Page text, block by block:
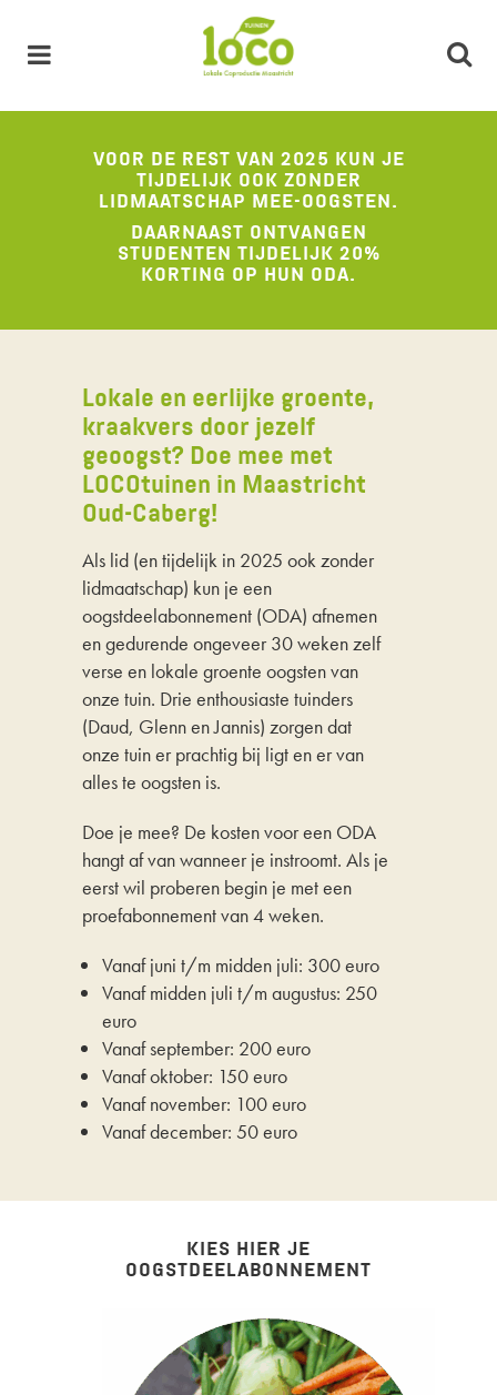
VOOR DE REST VAN 2025 KUN JE
TIJDELIJK OOK ZONDER
LIDMAATSCHAP MEE-OOGSTEN.
DAARNAAST ONTVANGEN
STUDENTEN TIJDELIJK 20%
KORTING OP HUN ODA.
Lokale en eerlijke groente,
kraakvers door jezelf
geoogst? Doe mee met
LOCOtuinen in Maastricht
Oud-Caberg!
Als lid (en tijdelijk in 2025 ook zonder
lidmaatschap) kun je een
oogstdeelabonnement (ODA) afnemen
en gedurende ongeveer 30 weken zelf
verse en lokale groente oogsten van
onze tuin. Drie enthousiaste tuinders
(Daud, Glenn en Jannis) zorgen dat
onze tuin er prachtig bij ligt en er van
alles te oogsten is.
Doe je mee? De kosten voor een ODA
hangt af van wanneer je instroomt. Als je
eerst wil proberen begin je met een
proefabonnement van 4 weken.
Vanaf juni t/m midden juli: 300 euro
Vanaf midden juli t/m augustus: 250
euro
Vanaf september: 200 euro
Vanaf oktober: 150 euro
Vanaf november: 100 euro
Vanaf december: 50 euro
KIES HIER JE
OOGSTDEELABONNEMENT